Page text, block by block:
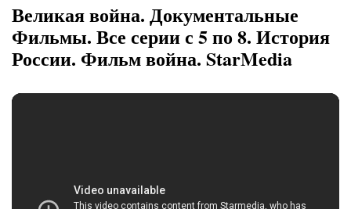
Великая война. Документальные
Фильмы. Все серии с 5 по 8. История
России. Фильм война. StarMedia